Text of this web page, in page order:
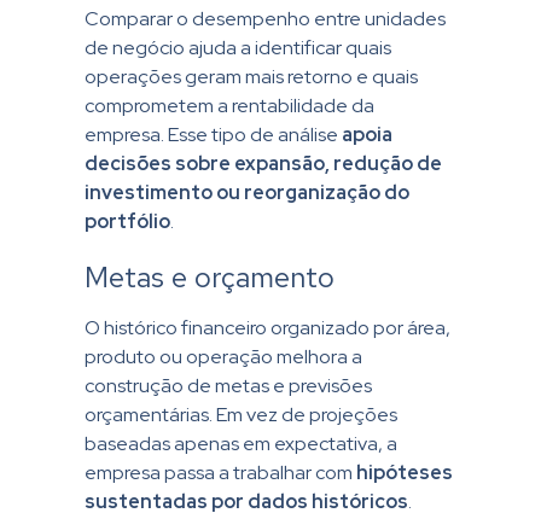
Comparar o desempenho entre unidades
de negócio ajuda a identificar quais
operações geram mais retorno e quais
comprometem a rentabilidade da
empresa. Esse tipo de análise apoia
decisões sobre expansão, redução de
investimento ou reorganização do
portfólio.
Metas e orçamento
O histórico financeiro organizado por área,
produto ou operação melhora a
construção de metas e previsões
orçamentárias. Em vez de projeções
baseadas apenas em expectativa, a
empresa passa a trabalhar com hipóteses
sustentadas por dados históricos.